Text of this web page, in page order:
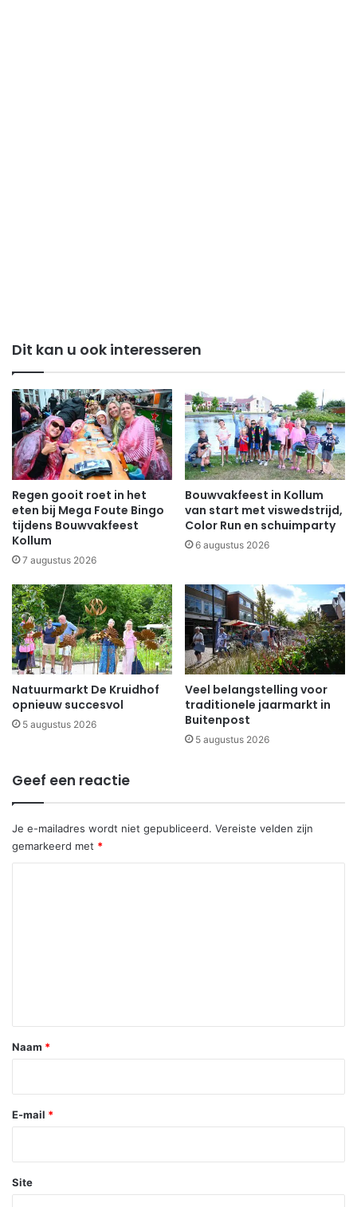
Dit kan u ook interesseren
Regen gooit roet in het
eten bij Mega Foute Bingo
tijdens Bouwvakfeest
Kollum
7 augustus 2026
Bouwvakfeest in Kollum
van start met viswedstrijd,
Color Run en schuimparty
6 augustus 2026
Natuurmarkt De Kruidhof
opnieuw succesvol
5 augustus 2026
Veel belangstelling voor
traditionele jaarmarkt in
Buitenpost
5 augustus 2026
Geef een reactie
Je e-mailadres wordt niet gepubliceerd. Vereiste velden zijn
gemarkeerd met *
*
Naam *
E-mail *
Site